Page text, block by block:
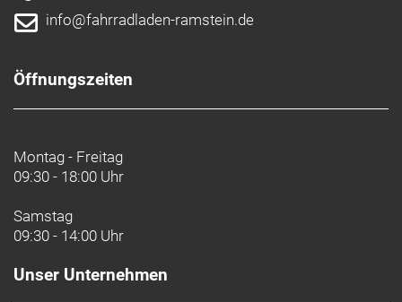
info@fahrradladen-ramstein.de
Öffnungszeiten
Montag - Freitag
09:30 - 18:00 Uhr
Samstag
09:30 - 14:00 Uhr
Unser Unternehmen